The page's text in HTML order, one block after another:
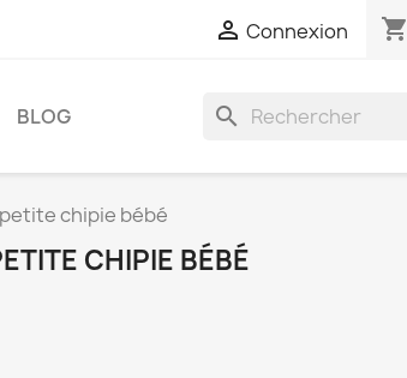
 Connexion shopping_cart
BLOG search
chipie bébé
CHIPIE BÉBÉ